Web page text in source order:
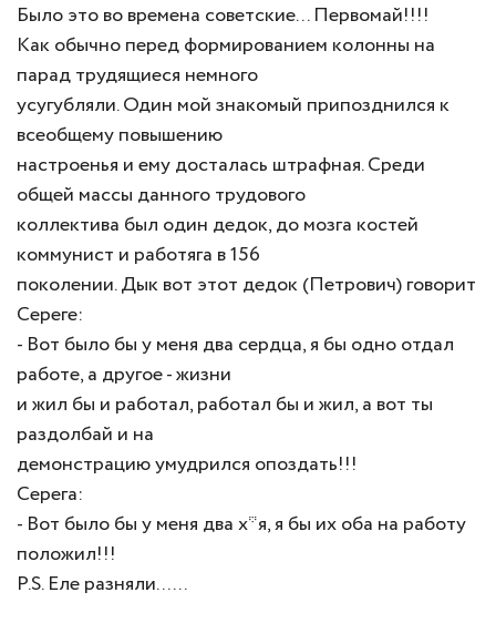
Было это во времена советские... Первомай!!!!
Как обычно перед формированием колонны на
парад трудящиеся немного
усугубляли. Один мой знакомый припозднился к
всеобщему повышению
настроенья и ему досталась штрафная. Среди
общей массы данного трудового
коллектива был один дедок, до мозга костей
коммунист и работяга в 156
поколении. Дык вот этот дедок (Петрович) говорит
Сереге:
- Вот было бы у меня два сердца, я бы одно отдал
работе, а другое - жизни
и жил бы и работал, работал бы и жил, а вот ты
раздолбай и на
демонстрацию умудрился опоздать!!!
Серега:
- Вот было бы у меня два х*я, я бы их оба на работу
положил!!!
P.S. Еле разняли......